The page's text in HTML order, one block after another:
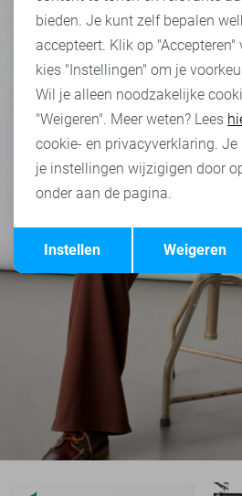
Terug
bieden. Je kunt zelf bepalen
accepteert. Klik op
kies "Instellingen" om je
Wil je alleen noodzakelijke
"Weigeren". Meer weten? Lees
cookie- en privacyverklaring.
je instellingen wijzigigen door
onder aan de pagina.
Weigeren
Instellen